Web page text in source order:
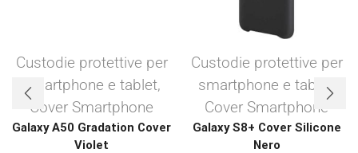
Custodie protettive per
smartphone e tablet,
Cover Smartphone
Galaxy A50 Gradation Cover
Violet
Custodie protettive per
smartphone e tablet
Cover Smartphone
Galaxy S8+ Cover Silicone
Nero